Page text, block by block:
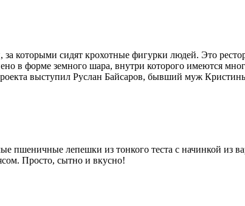
которыми сидят крохотные фигурки людей. Это
в форме земного шара, внутри которого имеются
выступил Руслан Байсаров, бывший муж
пшеничные лепешки из тонкого теста с начинкой из
Просто, сытно и вкусно!